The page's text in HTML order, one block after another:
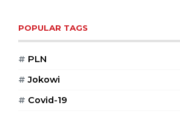
POPULAR TAGS